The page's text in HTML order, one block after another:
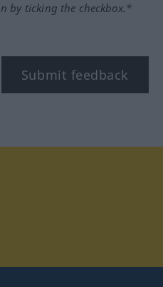
by ticking the checkbox.*
Submit feedback